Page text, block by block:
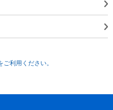
利用ください。